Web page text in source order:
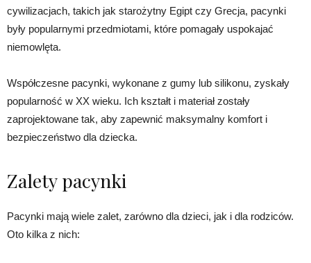
cywilizacjach, takich jak starożytny Egipt czy Grecja, pacynki
były popularnymi przedmiotami, które pomagały uspokajać
niemowlęta.
Współczesne pacynki, wykonane z gumy lub silikonu, zyskały
popularność w XX wieku. Ich kształt i materiał zostały
zaprojektowane tak, aby zapewnić maksymalny komfort i
bezpieczeństwo dla dziecka.
Zalety pacynki
Pacynki mają wiele zalet, zarówno dla dzieci, jak i dla rodziców.
Oto kilka z nich: